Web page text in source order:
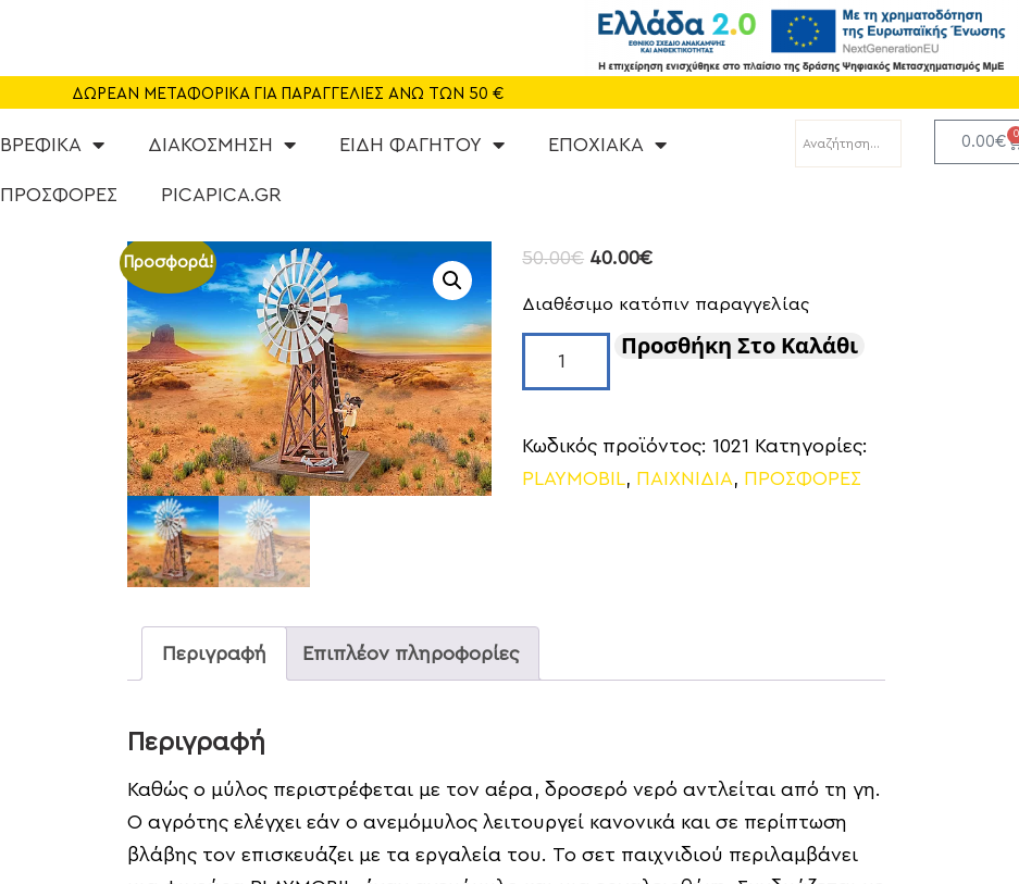
ΔΩΡΕΑΝ ΜΕΤΑΦΟΡΙΚΑ ΓΙΑ ΠΑΡΑΓΓΕΛΙΕΣ ΑΝΩ ΤΩΝ 50 €
ΒΡΕΦΙΚΑ ΔΙΑΚΟΣΜΗΣΗ ΕΙΔΗ ΦΑΓΗΤΟΥ ΕΠΟΧΙΑΚΑ
ΠΡΟΣΦΟΡΕΣ PICAPICA.GR
0.00€ 0
CAFE
NEA
ABOUT US
ΕΠΙΚΟΙΝΩΝΙΑ
Προσφορά! 50.00€ 40.00€
Διαθέσιμο κατόπιν παραγγελίας
Προσθήκη Στο Καλάθι
Κωδικός προϊόντος:1021 Κατηγορίες:
PLAYMOBIL, ΠΑΙΧΝΙΔΙΑ, ΠΡΟΣΦΟΡΕΣ
Περιγραφή Επιπλέον πληροφορίες
Περιγραφή
Καθώς ο μύλος περιστρέφεται με τον αέρα, δροσερό νερό αντλείται από τη γη.
Ο αγρότης ελέγχει εάν ο ανεμόμυλος λειτουργεί κανονικά και σε περίπτωση
βλάβης τον επισκευάζει με τα εργαλεία του. Το σετ παιχνιδιού περιλαμβάνει